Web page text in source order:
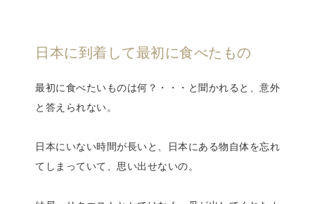
日本に到着して最初に食べたもの
最初に食べたいものは何？・・・と聞かれると、意外
と答えられない。
日本にいない時間が長いと、日本にある物自体を忘れ
てしまっていて、思い出せないの。